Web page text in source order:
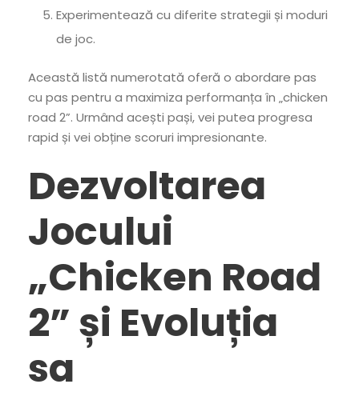
Experimentează cu diferite strategii și moduri
de joc.
Această listă numerotată oferă o abordare pas
cu pas pentru a maximiza performanța în „chicken
road 2”. Urmând acești pași, vei putea progresa
rapid și vei obține scoruri impresionante.
Dezvoltarea
Jocului
„Chicken Road
2” și Evoluția
sa